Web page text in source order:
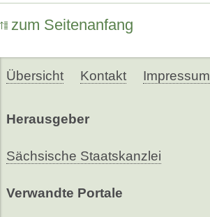
zum Seitenanfang
Übersicht Kontakt Impressum
Herausgeber
Sächsische Staatskanzlei
Verwandte Portale